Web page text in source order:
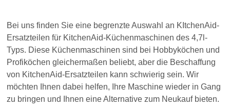
Bei uns finden Sie eine begrenzte Auswahl an KItchenAid-
Ersatzteilen für KitchenAid-Küchenmaschinen des 4,7l-
Typs. Diese Küchenmaschinen sind bei Hobbyköchen und
Profiköchen gleichermaßen beliebt, aber die Beschaffung
von KitchenAid-Ersatzteilen kann schwierig sein. Wir
möchten Ihnen dabei helfen, Ihre Maschine wieder in Gang
zu bringen und Ihnen eine Alternative zum Neukauf bieten.